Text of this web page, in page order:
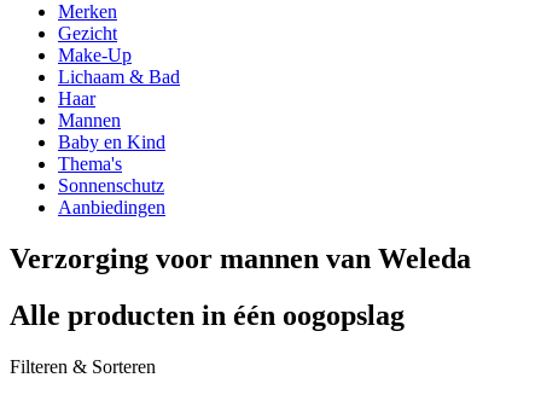
Merken
Gezicht
Make-Up
Lichaam & Bad
Haar
Mannen
Baby en Kind
Thema's
Sonnenschutz
Aanbiedingen
Verzorging voor mannen van Weleda
Alle producten in één oogopslag
Filteren & Sorteren